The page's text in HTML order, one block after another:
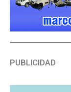
PUBLICIDAD